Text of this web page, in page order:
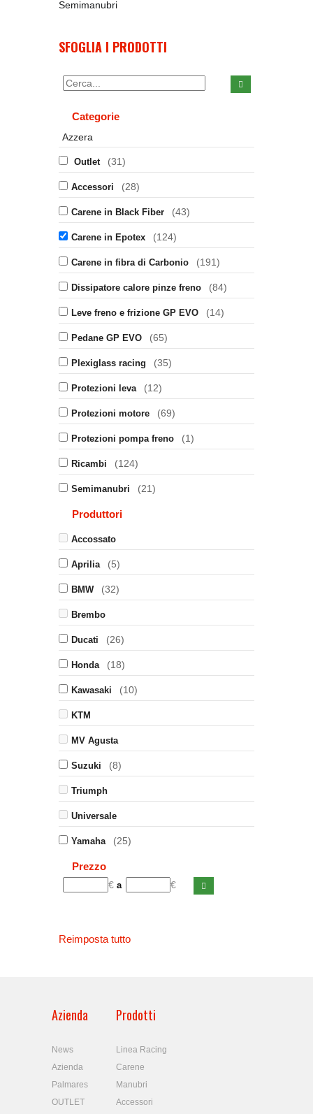
Semimanubri
SFOGLIA I PRODOTTI
Categorie
Azzera
Outlet (31)
Accessori (28)
Carene in Black Fiber (43)
Carene in Epotex (124)
Carene in fibra di Carbonio (191)
Dissipatore calore pinze freno (84)
Leve freno e frizione GP EVO (14)
Pedane GP EVO (65)
Plexiglass racing (35)
Protezioni leva (12)
Protezioni motore (69)
Protezioni pompa freno (1)
Ricambi (124)
Semimanubri (21)
Produttori
Accossato
Aprilia (5)
BMW (32)
Brembo
Ducati (26)
Honda (18)
Kawasaki (10)
KTM
MV Agusta
Suzuki (8)
Triumph
Universale
Yamaha (25)
Prezzo
€ a €
Reimposta tutto
Azienda
News
Azienda
Palmares
OUTLET
Prodotti
Linea Racing
Carene
Manubri
Accessori